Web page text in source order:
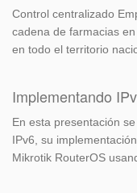
Control centralizado
cadena de farmacias
en todo el territorio
Implementando
En esta presentación
IPv6, su
Mikrotik RouterOS